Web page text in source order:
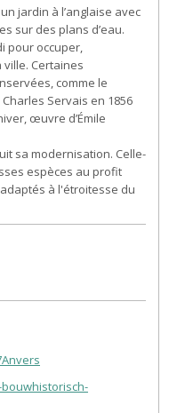
jardin à l’anglaise avec
sur des plans d’eau.
pour occuper,
Certaines
comme le
Servais en 1856
œuvre d’Émile
sa modernisation. Celle-
espèces au profit
à l'étroitesse du